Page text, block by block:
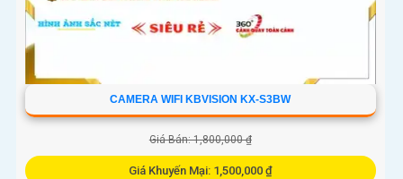
CAMERA WIFI KBVISION KX-S3BW
Giá Bán: 1,800,000 ₫
Giá Khuyến Mại: 1,500,000 ₫